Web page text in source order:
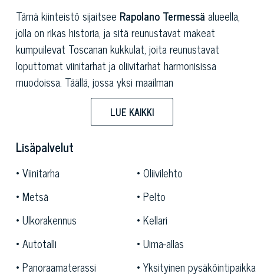
Tämä kiinteistö sijaitsee Rapolano Termessä alueella,
jolla on rikas historia, ja sitä reunustavat makeat
kumpuilevat Toscanan kukkulat, joita reunustavat
loputtomat viinitarhat ja oliivitarhat harmonisissa
muodoissa. Täällä, jossa yksi maailman
arvostetuimmista ja tunnetuimmista viineistä on aina
valmistettu, rehevän luonnon keskellä piilevät pienet
paratiisin kulmat, jotka tarjoavat odottamattomia
henkeäsalpaavia näkymiä.
Juuri tässä idyllisessä ympäristössä on tämä myytävänä
oleva kompleksi: yhteensä 20 000 sisäneliömetriä, joka
koostuu majesteettisesta alkuperäisestä
keskiaikaisesta kylästä ja sen lumoavasta puistosta,
joka on parhaillaan kunnostettava, sekä tunnetusta
LUE KAIKKI
Lisäpalvelut
Viinitarha
Oliivilehto
Metsä
Pelto
Ulkorakennus
Kellari
Autotalli
Uima-allas
Panoraamaterassi
Yksityinen pysäköintipaikka